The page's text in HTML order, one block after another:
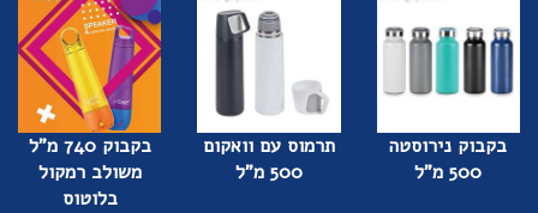
בקבוק נירוסטה
500 מ"ל
תרמוס עם וואקום
500 מ"ל
בקבוק 740 מ"ל
משולב רמקול
בלוטוס